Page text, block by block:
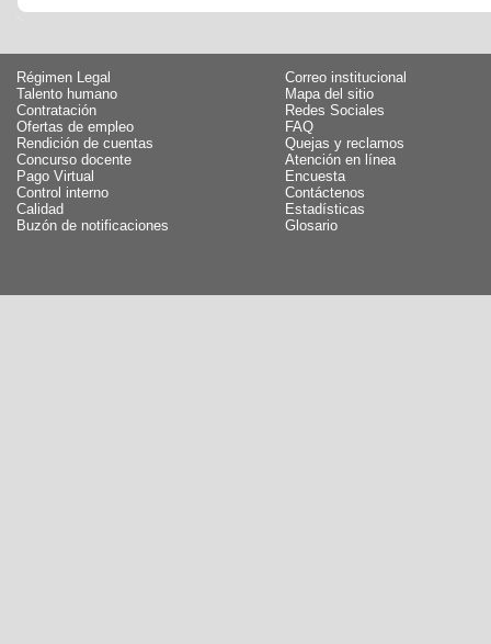
Régimen Legal
Talento humano
Contratación
Ofertas de empleo
Rendición de cuentas
Concurso docente
Pago Virtual
Control interno
Calidad
Buzón de notificaciones
Correo institucional
Mapa del sitio
Redes Sociales
FAQ
Quejas y reclamos
Atención en línea
Encuesta
Contáctenos
Estadísticas
Glosario